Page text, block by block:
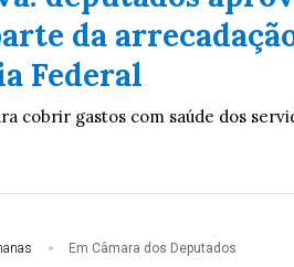
da
Federal
cobrir gastos com saúde dos
Em Câmara dos Deputados